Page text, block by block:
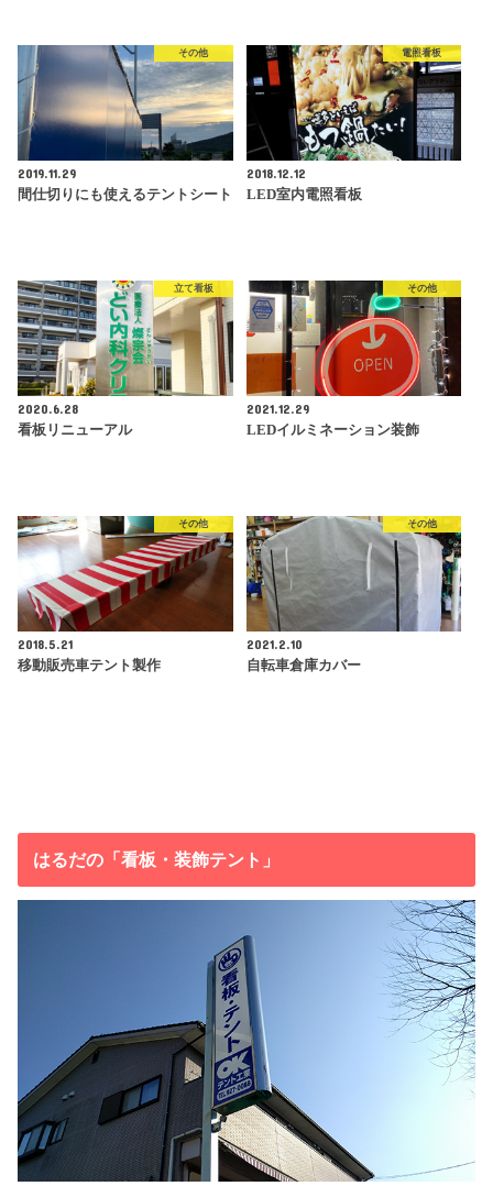
その他
2019.11.29
間仕切りにも使えるテントシート
電照看板
2018.12.12
LED室内電照看板
立て看板
2020.6.28
看板リニューアル
その他
2021.12.29
LEDイルミネーション装飾
その他
2018.5.21
移動販売車テント製作
その他
2021.2.10
自転車倉庫カバー
はるだの「看板・装飾テント」